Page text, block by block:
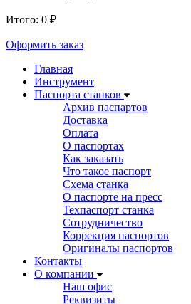
Итого: 0 ₽
Оформить заказ
Главная
Инструмент
Паспорта станков
Архив паспартов
Доставка
Оплата
О паспортах
Как заказать
Что такое паспорт
Схема станка
О паспорте на пресс
Техпаспорт станка
Сотрудничество
Коррекция паспортов
Оригиналы паспортов
Контакты
О компании
Наш офис
Реквизиты